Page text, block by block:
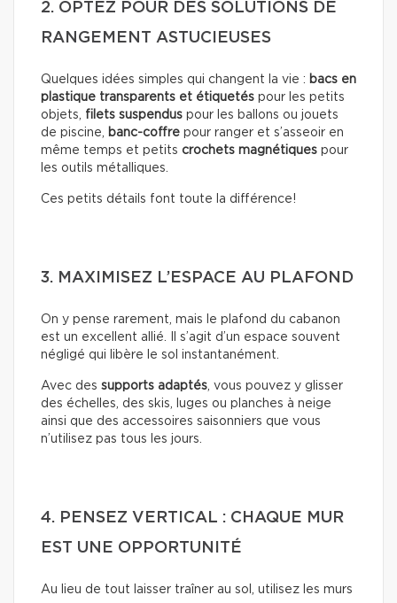
2. OPTEZ POUR DES SOLUTIONS DE
RANGEMENT ASTUCIEUSES
Quelques idées simples qui changent la vie : bacs en
plastique transparents et étiquetés pour les petits
objets, filets suspendus pour les ballons ou jouets
de piscine, banc-coffre pour ranger et s’asseoir en
même temps et petits crochets magnétiques pour
les outils métalliques.
Ces petits détails font toute la différence!
3. MAXIMISEZ L’ESPACE AU PLAFOND
On y pense rarement, mais le plafond du cabanon
est un excellent allié. Il s’agit d’un espace souvent
négligé qui libère le sol instantanément.
Avec des supports adaptés, vous pouvez y glisser
des échelles, des skis, luges ou planches à neige
ainsi que des accessoires saisonniers que vous
n’utilisez pas tous les jours.
4. PENSEZ VERTICAL : CHAQUE MUR
EST UNE OPPORTUNITÉ
Au lieu de tout laisser traîner au sol, utilisez les murs